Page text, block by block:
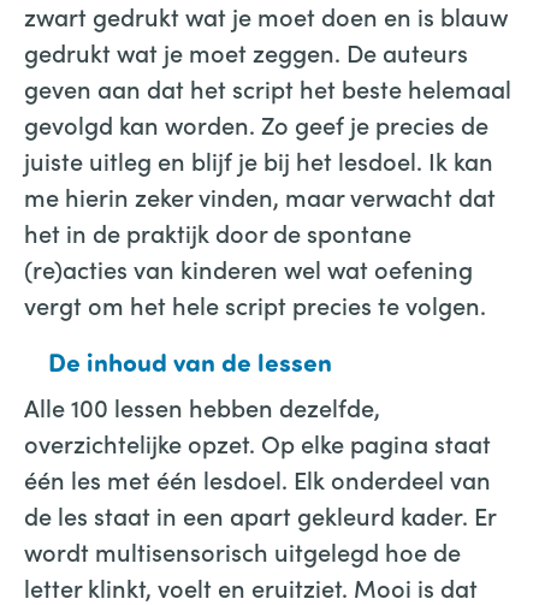
zwart gedrukt wat je moet doen en is blauw
gedrukt wat je moet zeggen. De auteurs
geven aan dat het script het beste helemaal
gevolgd kan worden. Zo geef je precies de
juiste uitleg en blijf je bij het lesdoel. Ik kan
me hierin zeker vinden, maar verwacht dat
het in de praktijk door de spontane
(re)acties van kinderen wel wat oefening
vergt om het hele script precies te volgen.
De inhoud van de lessen
Alle 100 lessen hebben dezelfde,
overzichtelijke opzet. Op elke pagina staat
één les met één lesdoel. Elk onderdeel van
de les staat in een apart gekleurd kader. Er
wordt multisensorisch uitgelegd hoe de
letter klinkt, voelt en eruitziet. Mooi is dat